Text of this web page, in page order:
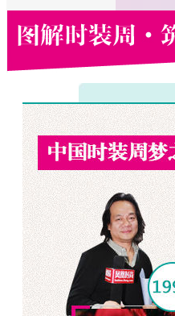
时装周梦之路